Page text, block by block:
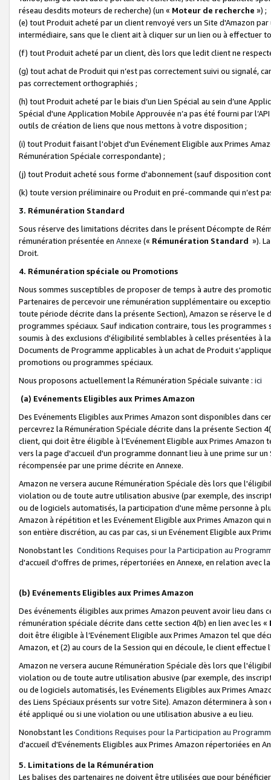
réseau desdits moteurs de recherche) (un « Moteur de recherche ») ;
(e) tout Produit acheté par un client renvoyé vers un Site d'Amazon
intermédiaire, sans que le client ait à cliquer sur un lien ou à
(f) tout Produit acheté par un client, dès lors que ledit client ne
(g) tout achat de Produit qui n’est pas correctement suivi ou signalé,
pas correctement orthographiés ;
(h) tout Produit acheté par le biais d’un Lien Spécial au sein d’une
Spécial d'une Application Mobile Approuvée n’a pas été fourni par
outils de création de liens que nous mettons à votre disposition ;
(i) tout Produit faisant l'objet d'un Evénement Eligible aux Primes
Rémunération Spéciale correspondante) ;
(j) tout Produit acheté sous forme d'abonnement (sauf disposition
(k) toute version préliminaire ou Produit en pré-commande qui n’est
3. Rémunération Standard
Sous réserve des limitations décrites dans le présent Décompte de
rémunération présentée en Annexe (« Rémunération Standard »).
Droit.
4. Rémunération spéciale ou Promotions
Nous sommes susceptibles de proposer de temps à autre des
Partenaires de percevoir une rémunération supplémentaire ou
toute période décrite dans la présente Section), Amazon se réserve
programmes spéciaux. Sauf indication contraire, tous les
soumis à des exclusions d'éligibilité semblables à celles présentées à
Documents de Programme applicables à un achat de Produit
promotions ou programmes spéciaux.
Nous proposons actuellement la Rémunération Spéciale suivante : ici
(a) Evénements Eligibles aux Primes Amazon
Des Evénements Eligibles aux Primes Amazon sont disponibles dans
percevrez la Rémunération Spéciale décrite dans la présente Section
client, qui doit être éligible à l'Evénement Eligible aux Primes Amazon
vers la page d'accueil d'un programme donnant lieu à une prime sur
récompensée par une prime décrite en Annexe.
Amazon ne versera aucune Rémunération Spéciale dès lors que
violation ou de toute autre utilisation abusive (par exemple, des
ou de logiciels automatisés, la participation d'une même personne à
Amazon à répétition et les Evénement Eligible aux Primes Amazon qui
son entière discrétion, au cas par cas, si un Evénement Eligible aux
Nonobstant les Conditions Requises pour la Participation au
d'accueil d'offres de primes, répertoriées en Annexe, en relation avec
(b) Evénements Eligibles aux Primes Amazon
Des événements éligibles aux primes Amazon peuvent avoir lieu dans
rémunération spéciale décrite dans cette section 4(b) en lien avec les «
doit être éligible à l’Evénement Eligible aux Primes Amazon tel que
Amazon, et (2) au cours de la Session qui en découle, le client
Amazon ne versera aucune Rémunération Spéciale dès lors que
violation ou de toute autre utilisation abusive (par exemple, des
ou de logiciels automatisés, les Evénements Eligibles aux Primes
des Liens Spéciaux présents sur votre Site). Amazon déterminera à
été appliqué ou si une violation ou une utilisation abusive a eu lieu.
Nonobstant les Conditions Requises pour la Participation au
d'accueil d'Evénements Eligibles aux Primes Amazon répertoriées en
5. Limitations de la Rémunération
Les balises des partenaires ne doivent être utilisées que pour